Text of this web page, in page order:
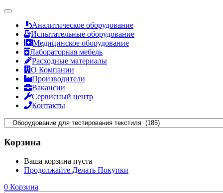
Аналитическое оборудование
Испытательные оборудование
Медицинское оборудование
Лабораторная мебель
Расходные материалы
О Компании
Производители
Вакансии
Сервисный центр
Контакты
Корзина
Ваша корзина пуста
Продолжайте Делать Покупки
0 Корзина